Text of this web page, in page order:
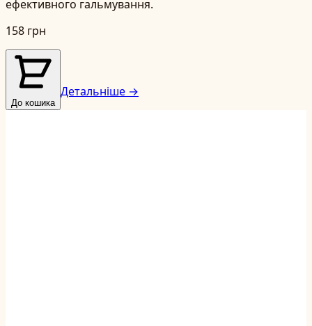
ефективного гальмування.
158 грн
До кошика
Детальніше →